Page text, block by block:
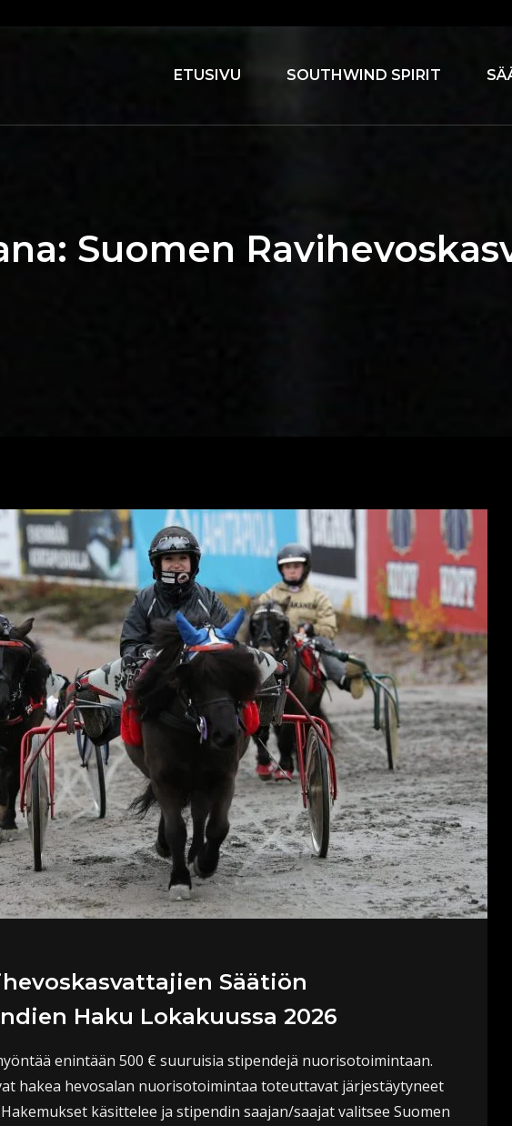
ETUSIVU SOUTHWIND SPIRIT
Suomen
Säätiön
Haku Lokakuussa 2026
enintään 500 € suuruisia stipendejä nuorisotoimintaan.
hakea hevosalan nuorisotoimintaa toteuttavat järjestäytyneet
käsittelee ja stipendin saajan/saajat valitsee Suomen